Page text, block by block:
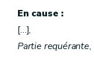
En cause :
[…],
Partie requérante,